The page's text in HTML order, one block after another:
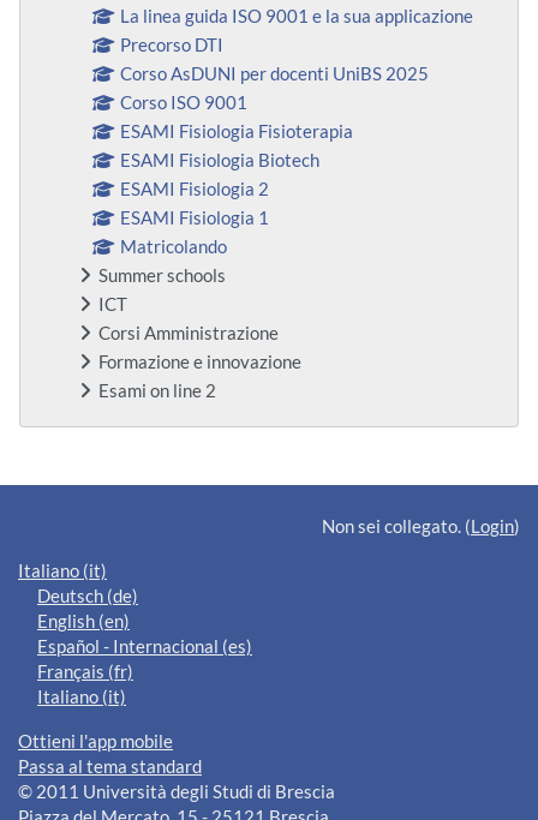
La linea guida ISO 9001 e la sua applicazione
Precorso DTI
Corso AsDUNI per docenti UniBS 2025
Corso ISO 9001
ESAMI Fisiologia Fisioterapia
ESAMI Fisiologia Biotech
ESAMI Fisiologia 2
ESAMI Fisiologia 1
Matricolando
Summer schools
ICT
Corsi Amministrazione
Formazione e innovazione
Esami on line 2
Blocchi supplementari
Non sei collegato. (Login)
Italiano ‎(it)‎
Deutsch ‎(de)‎
English ‎(en)‎
Español - Internacional ‎(es)‎
Français ‎(fr)‎
Italiano ‎(it)‎
Ottieni l'app mobile
Passa al tema standard
© 2011 Università degli Studi di Brescia